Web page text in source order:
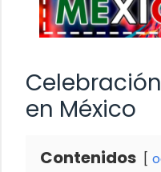
en México
Contenidos